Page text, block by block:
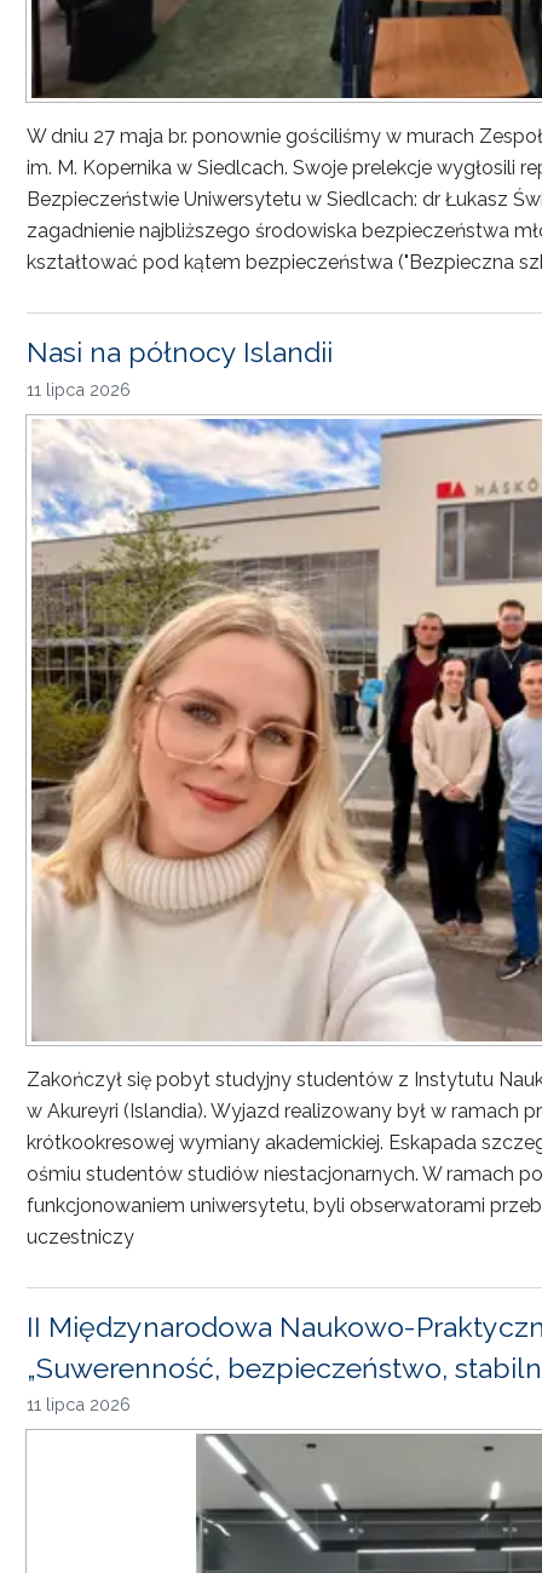
W dniu 27 maja br. ponownie gościliśmy w murach
im. M. Kopernika w Siedlcach. Swoje prelekcje wygłosili
Bezpieczeństwie Uniwersytetu w Siedlcach: dr Łukasz
zagadnienie najbliższego środowiska bezpieczeństwa
kształtować pod kątem bezpieczeństwa ("Bezpieczna
Nasi na północy Islandii
11 lipca 2026
Zakończył się pobyt studyjny studentów z Instytutu
w Akureyri (Islandia). Wyjazd realizowany był w ramach
krótkookresowej wymiany akademickiej. Eskapada
ośmiu studentów studiów niestacjonarnych. W ramach
funkcjonowaniem uniwersytetu, byli obserwatorami
uczestniczy
II Międzynarodowa Naukowo-
„Suwerenność, bezpieczeństwo,
11 lipca 2026